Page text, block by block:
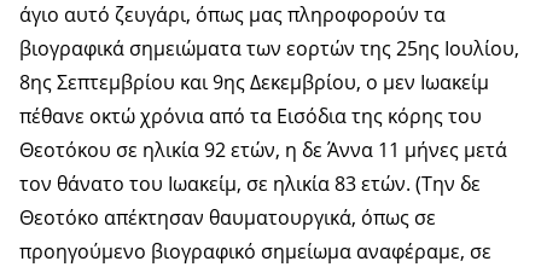
άγιο αυτό ζευγάρι, όπως μας πληροφορούν τα
βιογραφικά σημειώματα των εορτών της 25ης Ιουλίου,
8ης Σεπτεμβρίου και 9ης Δεκεμβρίου, ο μεν Ιωακείμ
πέθανε οκτώ χρόνια από τα Εισόδια της κόρης του
Θεοτόκου σε ηλικία 92 ετών, η δε Άννα 11 μήνες μετά
τον θάνατο του Ιωακείμ, σε ηλικία 83 ετών. (Την δε
Θεοτόκο απέκτησαν θαυματουργικά, όπως σε
προηγούμενο βιογραφικό σημείωμα αναφέραμε, σε